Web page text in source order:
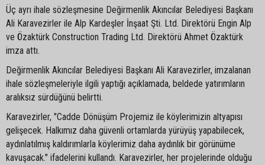
Üç ayrı ihale sözleşmesine Değirmenlik Akıncılar Belediyesi Başkanı
Ali Karavezirler ile Alp Kardeşler İnşaat Şti. Ltd. Direktörü Engin Alp
ve Özaktürk Construction Trading Ltd. Direktörü Ahmet Özaktürk
imza attı.
Değirmenlik Akıncılar Belediyesi Başkanı Ali Karavezirler, imzalanan
ihale sözleşmeleriyle ilgili yaptığı açıklamada, beldede yatırımların
aralıksız sürdüğünü belirtti.
Karavezirler, "Cadde Dönüşüm Projemiz ile köylerimizin altyapısı
gelişecek. Halkımız daha güvenli ortamlarda yürüyüş yapabilecek,
aydınlatılmış kaldırımlarla köylerimiz daha aydınlık bir görünüme
kavuşacak." ifadelerini kullandı. Karavezirler, her projelerinde olduğu